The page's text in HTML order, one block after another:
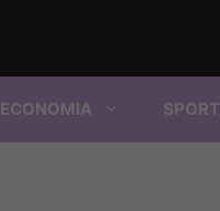
ECONOMIA SPORT